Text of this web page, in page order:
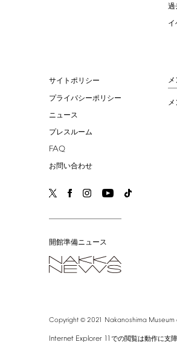
過
イ
サイトポリシー
プライバシーポリシー
ニュース
プレスルーム
FAQ
お問い合わせ
開館準備ニュース
メ
メ
Copyright© 2021 Nakanoshima Museum
Internet Explorer 11 での閲覧は動作に支障